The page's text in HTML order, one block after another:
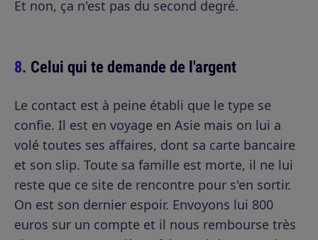
Et non, ça n'est pas du second degré.
Celui qui te demande de l'argent
Le contact est à peine établi que le type se
confie. Il est en voyage en Asie mais on lui a
volé toutes ses affaires, dont sa carte bancaire
et son slip. Toute sa famille est morte, il ne lui
reste que ce site de rencontre pour s'en sortir.
On est son dernier espoir. Envoyons lui 800
euros sur un compte et il nous rembourse très